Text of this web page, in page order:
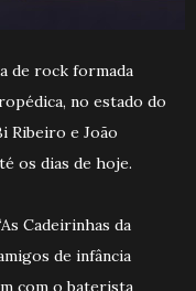
de rock formada
no estado do
Ribeiro e João
os dias de hoje.
Cadeirinhas da
de infância
com o baterista